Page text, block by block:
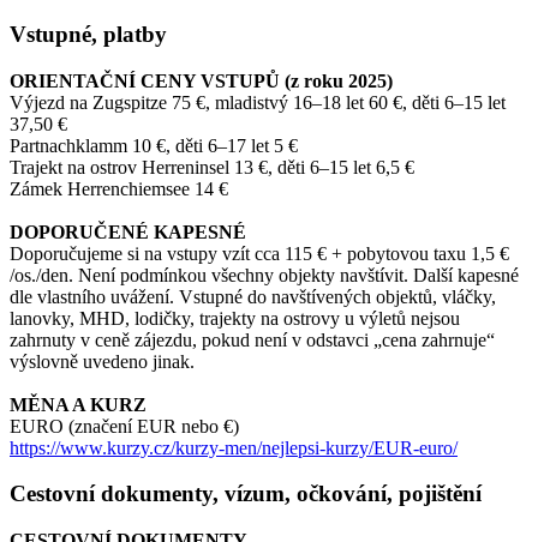
Vstupné, platby
ORIENTAČNÍ CENY VSTUPŮ (z roku 2025)
Výjezd na Zugspitze 75 €, mladistvý 16–18 let 60 €, děti 6–15 let
37,50 €
Partnachklamm 10 €, děti 6–17 let 5 €
Trajekt na ostrov Herreninsel 13 €, děti 6–15 let 6,5 €
Zámek Herrenchiemsee 14 €
DOPORUČENÉ KAPESNÉ
Doporučujeme si na vstupy vzít cca 115 € + pobytovou taxu 1,5 €
/os./den. Není podmínkou všechny objekty navštívit. Další kapesné
dle vlastního uvážení. Vstupné do navštívených objektů, vláčky,
lanovky, MHD, lodičky, trajekty na ostrovy u výletů nejsou
zahrnuty v ceně zájezdu, pokud není v odstavci „cena zahrnuje“
výslovně uvedeno jinak.
MĚNA A KURZ
EURO (značení EUR nebo €)
https://www.kurzy.cz/kurzy-men/nejlepsi-kurzy/EUR-euro/
Cestovní dokumenty, vízum, očkování, pojištění